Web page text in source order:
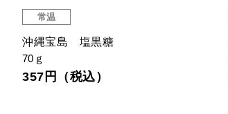
常温
沖縄宝島 塩黒糖
70ｇ
357円（税込）